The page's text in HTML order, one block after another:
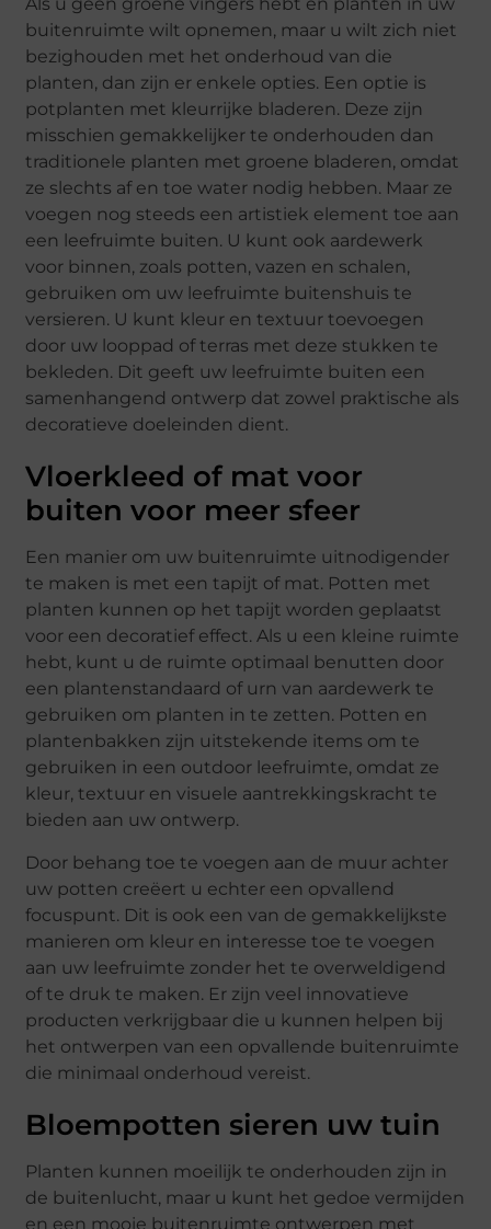
buitenruimte wilt opnemen, maar u wilt zich niet
bezighouden met het onderhoud van die
planten, dan zijn er enkele opties. Een optie is
potplanten met kleurrijke bladeren. Deze zijn
misschien gemakkelijker te onderhouden dan
traditionele planten met groene bladeren, omdat
ze slechts af en toe water nodig hebben. Maar ze
voegen nog steeds een artistiek element toe aan
een leefruimte buiten. U kunt ook aardewerk
voor binnen, zoals potten, vazen en schalen,
gebruiken om uw leefruimte buitenshuis te
versieren. U kunt kleur en textuur toevoegen
door uw looppad of terras met deze stukken te
bekleden. Dit geeft uw leefruimte buiten een
samenhangend ontwerp dat zowel praktische als
decoratieve doeleinden dient.
Vloerkleed of mat voor
buiten voor meer sfeer
Een manier om uw buitenruimte uitnodigender
te maken is met een tapijt of mat. Potten met
planten kunnen op het tapijt worden geplaatst
voor een decoratief effect. Als u een kleine ruimte
hebt, kunt u de ruimte optimaal benutten door
een plantenstandaard of urn van aardewerk te
gebruiken om planten in te zetten. Potten en
plantenbakken zijn uitstekende items om te
gebruiken in een outdoor leefruimte, omdat ze
kleur, textuur en visuele aantrekkingskracht te
bieden aan uw ontwerp.
Door behang toe te voegen aan de muur achter
uw potten creëert u echter een opvallend
focuspunt. Dit is ook een van de gemakkelijkste
manieren om kleur en interesse toe te voegen
aan uw leefruimte zonder het te overweldigend
of te druk te maken. Er zijn veel innovatieve
producten verkrijgbaar die u kunnen helpen bij
het ontwerpen van een opvallende buitenruimte
die minimaal onderhoud vereist.
Bloempotten sieren uw tuin
Planten kunnen moeilijk te onderhouden zijn in
de buitenlucht, maar u kunt het gedoe vermijden
en een mooie buitenruimte ontwerpen met